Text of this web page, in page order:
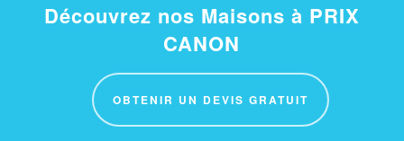
Découvrez nos Maisons à PRIX
CANON
OBTENIR UN DEVIS GRATUIT